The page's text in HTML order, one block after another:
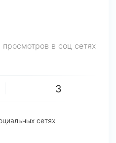
в соц сетях
3
сетях